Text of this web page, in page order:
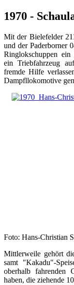
1970 -
Mit der Bielefelder
und der Paderborner
Ringlokschuppen
ein Triebfahrzeug
fremde Hilfe
Dampfllokomotive
Foto: Hans-Christian
Mittlerweile gehört
samt "Kakadu"-
oberhalb fahrenden
haben, die ziehende